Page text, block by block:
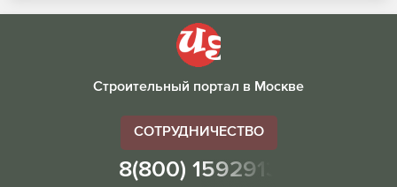
Строительный портал в Москве
СОТРУДНИЧЕСТВО
8(800) 1592913